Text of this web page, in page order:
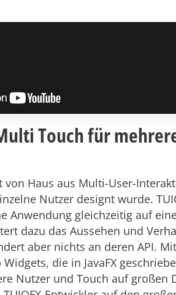
Touch für
von Haus aus Multi-User-
Nutzer designt wurde.
Anwendung gleichzeitig auf
dazu das Aussehen und
aber nichts an deren API.
die in JavaFX
Nutzer und Touch auf großen